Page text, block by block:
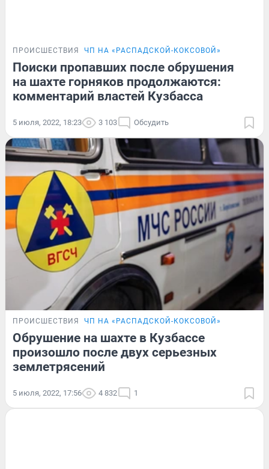
ПРОИСШЕСТВИЯ ЧП НА «РАСПАДСКОЙ-КОКСОВОЙ»
Поиски пропавших после обрушения
на шахте горняков продолжаются:
комментарий властей Кузбасса
5 июля, 2022, 18:23 3 103 Обсудить
ПРОИСШЕСТВИЯ ЧП НА «РАСПАДСКОЙ-КОКСОВОЙ»
Обрушение на шахте в Кузбассе
произошло после двух серьезных
землетрясений
5 июля, 2022, 17:56 4 832 1